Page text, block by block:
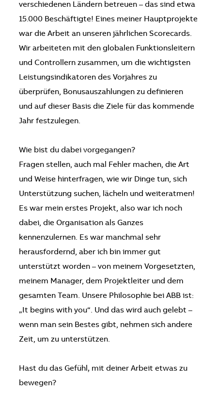
verschiedenen Ländern betreuen – das sind etwa
15.000 Beschäftigte! Eines meiner Hauptprojekte
war die Arbeit an unseren jährlichen Scorecards.
Wir arbeiteten mit den globalen Funktionsleitern
und Controllern zusammen, um die wichtigsten
Leistungsindikatoren des Vorjahres zu
überprüfen, Bonusauszahlungen zu definieren
und auf dieser Basis die Ziele für das kommende
Jahr festzulegen.
Wie bist du dabei vorgegangen?
Fragen stellen, auch mal Fehler machen, die Art
und Weise hinterfragen, wie wir Dinge tun, sich
Unterstützung suchen, lächeln und weiteratmen!
Es war mein erstes Projekt, also war ich noch
dabei, die Organisation als Ganzes
kennenzulernen. Es war manchmal sehr
herausfordernd, aber ich bin immer gut
unterstützt worden – von meinem Vorgesetzten,
meinem Manager, dem Projektleiter und dem
gesamten Team. Unsere Philosophie bei ABB ist:
„It begins with you“. Und das wird auch gelebt –
wenn man sein Bestes gibt, nehmen sich andere
Zeit, um zu unterstützen.
Hast du das Gefühl, mit deiner Arbeit etwas zu
bewegen?